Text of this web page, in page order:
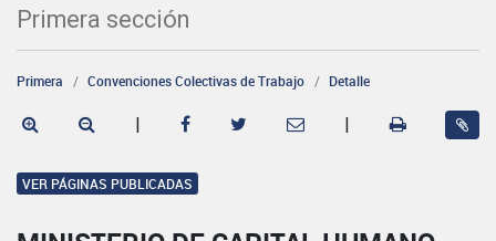
Primera sección
Primera Convenciones Colectivas de Trabajo Detalle
| |
VER PÁGINAS PUBLICADAS